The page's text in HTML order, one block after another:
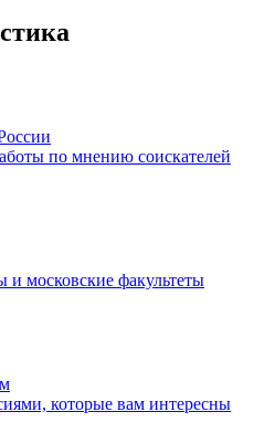
по мнению соискателей
и московские факультеты
которые вам интересны